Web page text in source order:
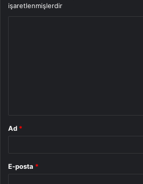
işaretlenmişlerdir
Ad *
E-posta *